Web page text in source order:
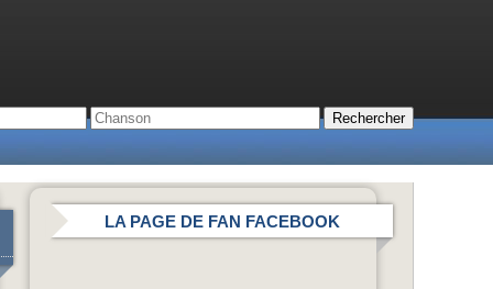
LA PAGE DE FAN FACEBOOK